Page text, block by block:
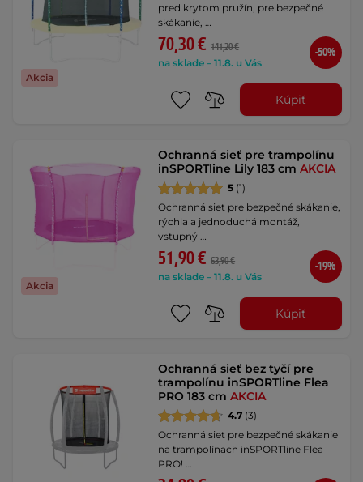
Akcia
pred krytom pružín, pre bezpečné
skákanie, …
70,30 € 141,20 €
na sklade – 11.8. u Vás
-50%
Kúpiť
Akcia
Ochranná sieť pre trampolínu
inSPORTline Lily 183 cmAKCIA
5 (1)
Ochranná sieť pre bezpečné skákanie,
rýchla a jednoduchá montáž,
vstupný …
51,90 € 63,90 €
na sklade – 11.8. u Vás
-19%
Kúpiť
Ochranná sieť bez tyčí pre
trampolínu inSPORTline Flea
PRO 183 cmAKCIA
4.7 (3)
Ochranná sieť pre bezpečné skákanie
na trampolínach inSPORTline Flea
PRO! …